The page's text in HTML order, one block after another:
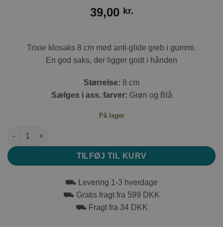
39,00 kr.
Trixie klosaks 8 cm med anti-glide greb i gummi.
En god saks, der ligger godt i hånden
Størrelse: 8 cm
Sælges i ass. farver: Grøn og Blå
På lager
Trixie klosaks 8 cm antal
TILFØJ TIL KURV
⛟ Levering 1-3 hverdage
⛟ Gratis fragt fra 599 DKK
⛟ Fragt fra 34 DKK